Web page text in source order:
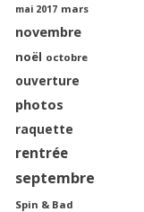
mai 2017 mars
novembre
noël octobre
ouverture
photos
raquette
rentrée
septembre
Spin & Bad